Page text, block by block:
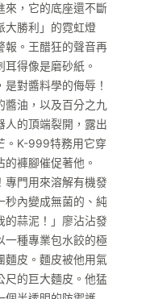
來，它的底座還不斷
大勝利」的霓虹燈
報。王醋狂的聲音再
得像是磨砂紙。
是對醬料學的侮辱！
油，以及百分之九
人的頂端裂開，露出
。K-999特務用它穿
褲腳催促著他。
專門用來溶解有機發
秒內變成無菌的、純
的蒜泥！」廖沾沾發
一種專業包水餃的極
麵皮。麵皮被他用氣
尺的巨大麵皮。他猛